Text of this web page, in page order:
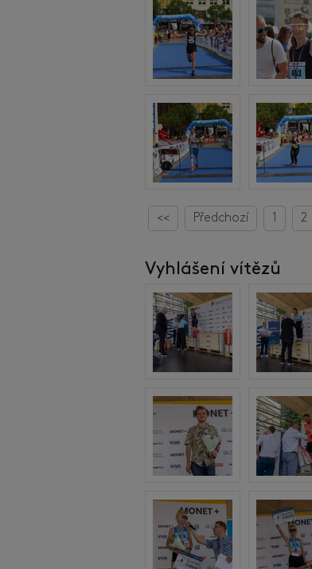
<< Předchozí 1 2
Vyhlášení vítězů